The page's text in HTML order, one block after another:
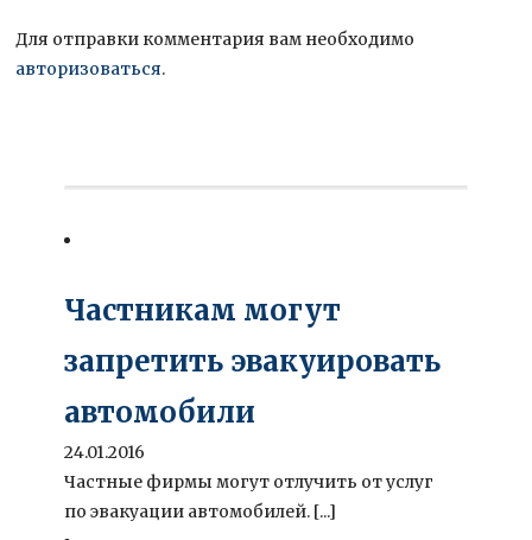
Для отправки комментария вам необходимо
авторизоваться.
Частникам могут
запретить эвакуировать
автомобили
24.01.2016
Частные фирмы могут отлучить от услуг
по эвакуации автомобилей. [...]